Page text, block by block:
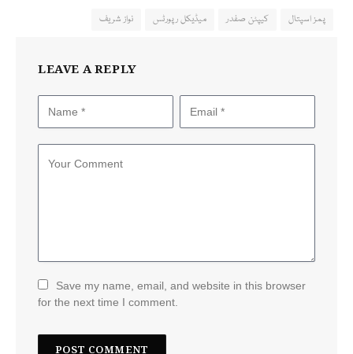
پمز اسپتال کیپٹن صفدر میڈیکل رپورٹس نواز شریف
LEAVE A REPLY
Save my name, email, and website in this browser
for the next time I comment.